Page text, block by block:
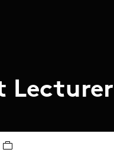
Lecturer